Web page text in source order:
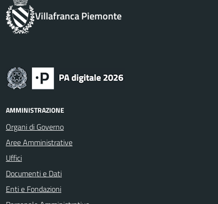
Villafranca Piemonte
AMMINISTRAZIONE
Organi di Governo
Aree Amministrative
Uffici
Documenti e Dati
Enti e Fondazioni